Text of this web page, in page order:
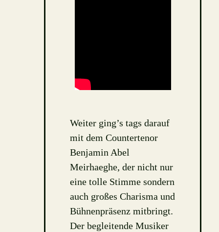
Weiter ging’s tags darauf
mit dem Countertenor
Benjamin Abel
Meirhaeghe, der nicht nur
eine tolle Stimme sondern
auch großes Charisma und
Bühnenpräsenz mitbringt.
Der begleitende Musiker